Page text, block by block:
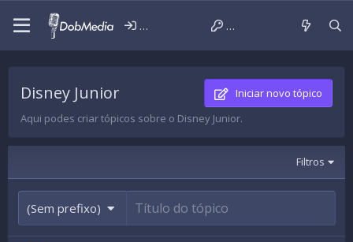
Iniciar sessão Criar conta
Disney Junior
Iniciar novo tópico
Aqui podes criar tópicos sobre o Disney Junior.
Filtros
(Sem prefixo)